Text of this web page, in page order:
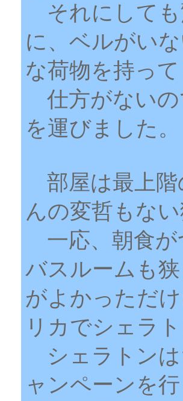
それにしても
に、ベルがい
な荷物を持っ
仕方がないの
を運びました。
部屋は最上階
んの変哲もな
一応、朝食が
バスルームも
がよかっただ
リカでシェラ
シェラトンは
ャンペーンを